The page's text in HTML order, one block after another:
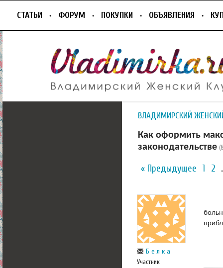
СТАТЬИ ФОРУМ ПОКУПКИ ОБЪЯВЛЕНИЯ
ВЛАДИМИРСКИЙ
Как оформить
законодательстве
« Предыдущее 1 2
Б е л к а
Участник